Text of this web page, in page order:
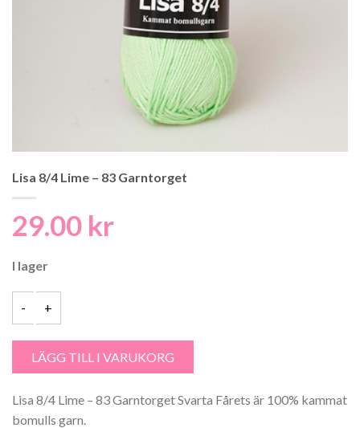
Lisa 8/4 Lime – 83 Garntorget
29.00 kr
I lager
Lisa 8/4 Lime - 83 Garntorget mängd
LÄGG TILL I VARUKORG
Lisa 8/4 Lime – 83 Garntorget Svarta Fårets är 100% kammat
bomulls garn.